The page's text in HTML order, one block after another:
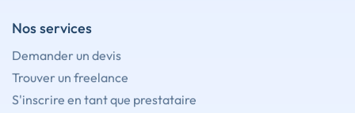
Nos services
Demander un devis
Trouver un freelance
S'inscrire en tant que prestataire